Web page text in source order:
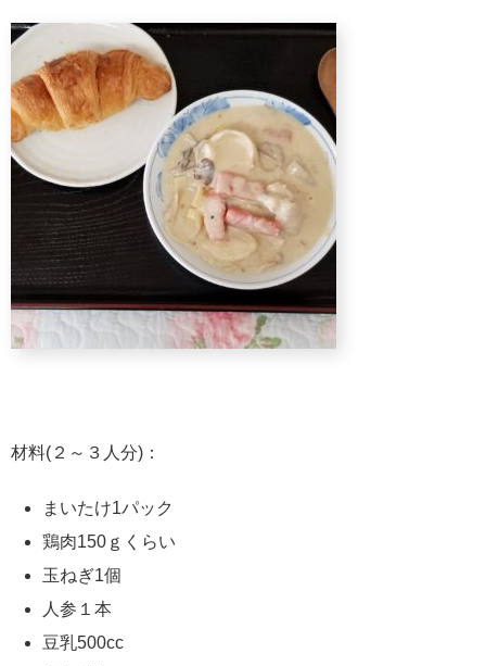
材料(２～３人分)：
まいたけ1パック
鶏肉150ｇくらい
玉ねぎ1個
人参１本
豆乳500cc